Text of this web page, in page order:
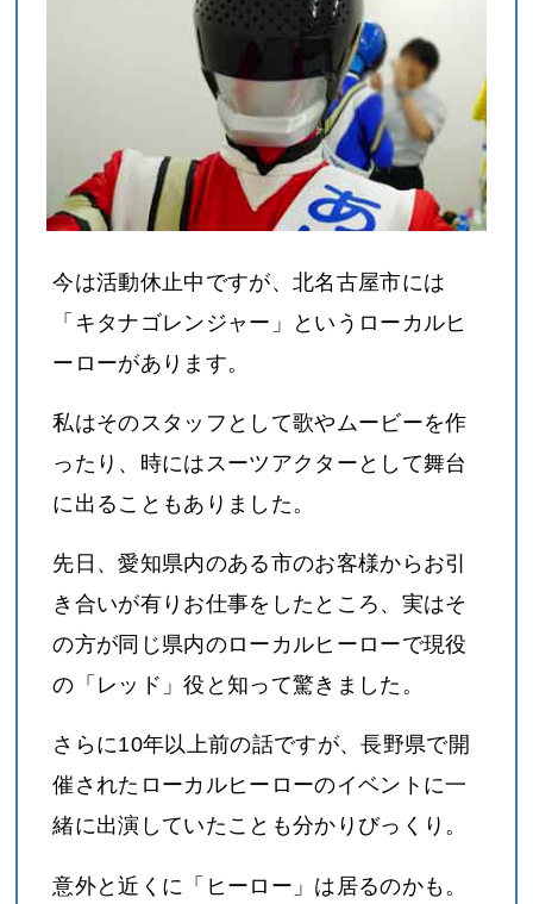
今は活動休止中ですが、北名古屋市には
「キタナゴレンジャー」というローカルヒ
ーローがあります。
私はそのスタッフとして歌やムービーを作
ったり、時にはスーツアクターとして舞台
に出ることもありました。
先日、愛知県内のある市のお客様からお引
き合いが有りお仕事をしたところ、実はそ
の方が同じ県内のローカルヒーローで現役
の「レッド」役と知って驚きました。
さらに10年以上前の話ですが、長野県で開
催されたローカルヒーローのイベントに一
緒に出演していたことも分かりびっくり。
意外と近くに「ヒーロー」は居るのかも。